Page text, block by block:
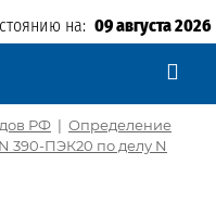
на: 09 августа 2026
РФ | Определение
390-ПЭК20 по делу N